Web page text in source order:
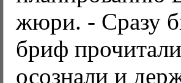
жюри. - Сразу
бриф
осознали и